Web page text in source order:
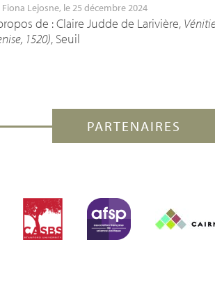
Fiona Lejosne, le 25 décembre 2024
de : Claire Judde de Larivière,
1520), Seuil
PARTENAIRES